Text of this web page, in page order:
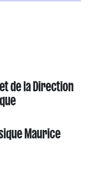
de la Direction
Maurice